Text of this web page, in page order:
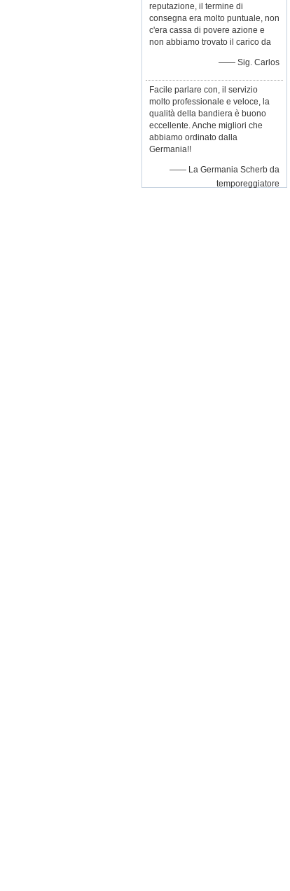
reputazione, il termine di
consegna era molto puntuale, non
c'era cassa di povere azione e
non abbiamo trovato il carico da
—— Sig. Carlos
Facile parlare con, il servizio
molto professionale e veloce, la
qualità della bandiera è buono
eccellente. Anche migliori che
abbiamo ordinato dalla
Germania!!
—— La Germania Scherb da
temporeggiatore